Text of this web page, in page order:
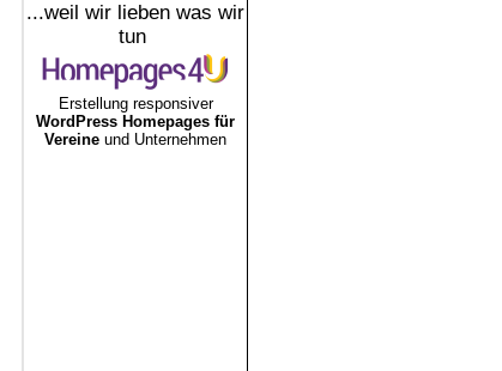
...weil wir lieben was wir
tun
Erstellung responsiver
WordPress Homepages für
Vereine und Unternehmen